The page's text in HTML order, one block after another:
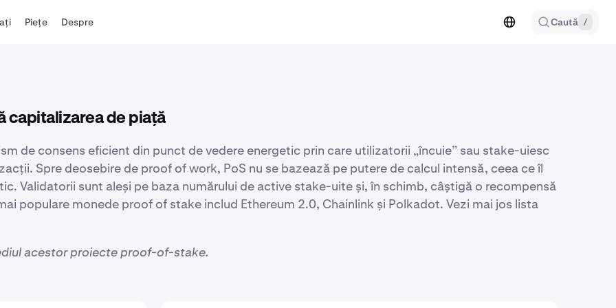
Piețe Despre Caută /
capitalizarea de piață
de consens eficient din punct de vedere energetic prin care utilizatorii „încuie” sau stake-uiesc
Spre deosebire de proof of work, PoS nu se bazează pe putere de calcul intensă, ceea ce îl
Validatorii sunt aleși pe baza numărului de active stake-uite și, în schimb, câștigă o recompensă
populare monede proof of stake includ Ethereum 2.0, Chainlink și Polkadot. Vezi mai jos lista
acestor proiecte proof-of-stake.